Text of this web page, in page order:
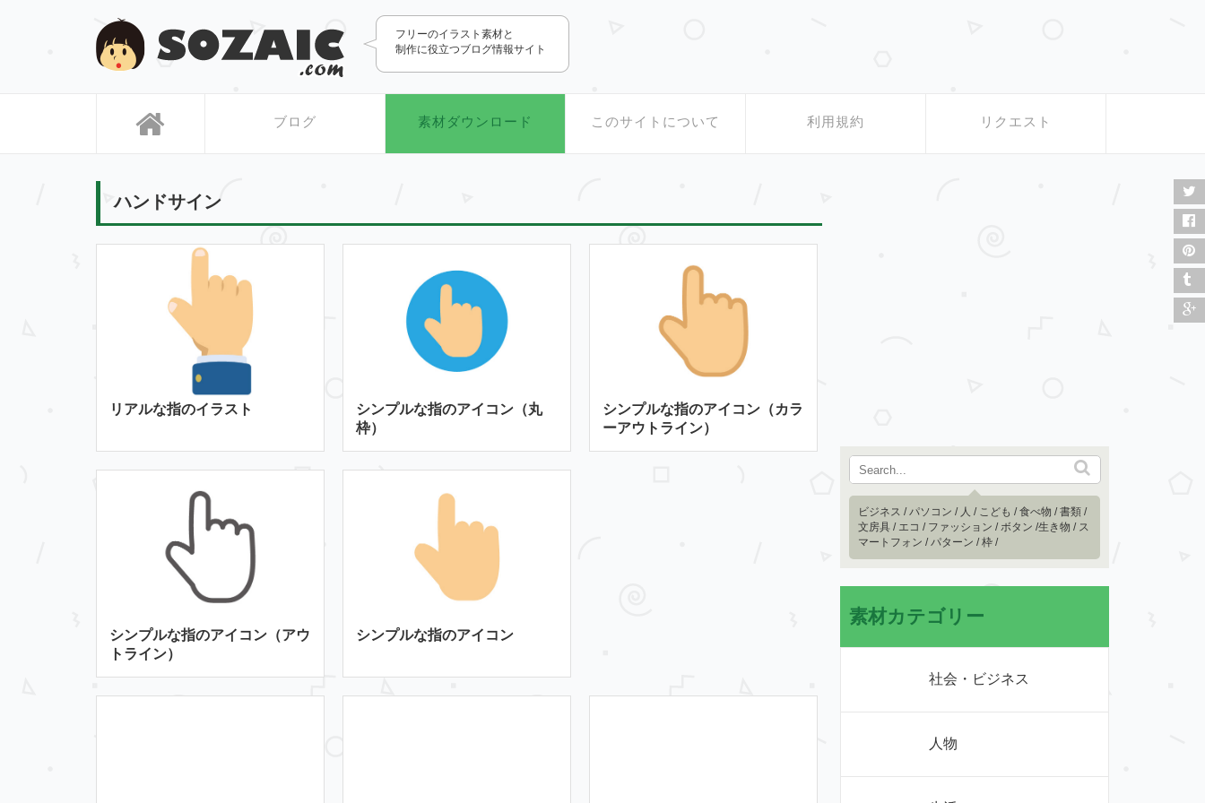
SOZAIC.com
フリーのイラスト素材と
制作に役立つブログ情報サイト
ブログ 素材ダウンロード このサイトについて 利用規約 リクエスト
ハンドサイン
リアルな指のイラスト
シンプルな指のアイコン（丸
枠）
シンプルな指のアイコン（カラ
ーアウトライン）
シンプルな指のアイコン（アウ
トライン）
シンプルな指のアイコン
ビジネス /パソコン / 人 / こども /食べ物 /書類 /
文房具 / エコ / ファッション /ボタン /生き物 / ス
マートフォン /パターン /枠 /
素材カテゴリー
社会・ビジネス
人物